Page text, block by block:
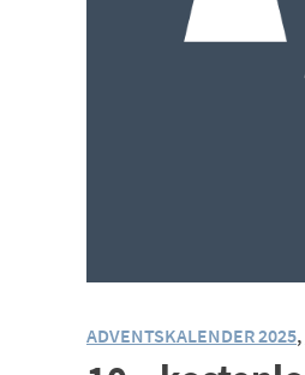
ADVENTSKALENDER 2025,